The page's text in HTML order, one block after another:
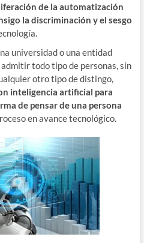
de la automatización
la discriminación y el sesgo
universidad o una entidad
todo tipo de personas, sin
otro tipo de distingo,
inteligencia artificial para
de pensar de una persona
en avance tecnológico.